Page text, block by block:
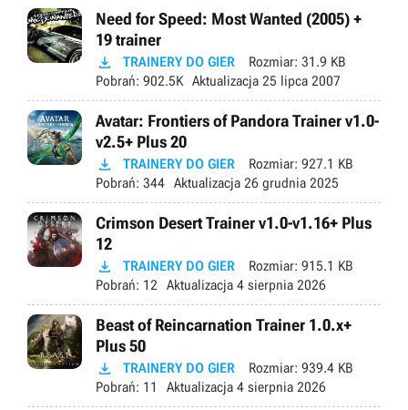
Need for Speed: Most Wanted (2005) +
19 trainer
 TRAINERY DO GIER Rozmiar: 31.9 KB
Pobrań: 902.5K Aktualizacja 25 lipca 2007
Avatar: Frontiers of Pandora Trainer v1.0-
v2.5+ Plus 20
 TRAINERY DO GIER Rozmiar: 927.1 KB
Pobrań: 344 Aktualizacja 26 grudnia 2025
Crimson Desert Trainer v1.0-v1.16+ Plus
12
 TRAINERY DO GIER Rozmiar: 915.1 KB
Pobrań: 12 Aktualizacja 4 sierpnia 2026
Beast of Reincarnation Trainer 1.0.x+
Plus 50
 TRAINERY DO GIER Rozmiar: 939.4 KB
Pobrań: 11 Aktualizacja 4 sierpnia 2026